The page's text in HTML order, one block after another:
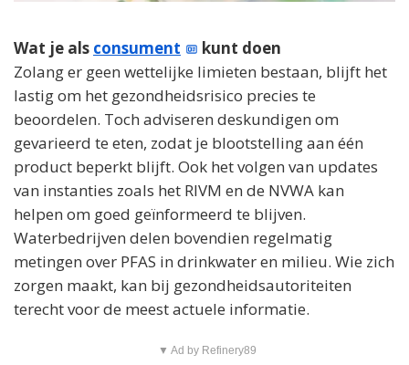
Wat je als consument
kunt doen
Zolang er geen wettelijke limieten bestaan, blijft het
lastig om het gezondheidsrisico precies te
beoordelen. Toch adviseren deskundigen om
gevarieerd te eten, zodat je blootstelling aan één
product beperkt blijft. Ook het volgen van updates
van instanties zoals het RIVM en de NVWA kan
helpen om goed geïnformeerd te blijven.
Waterbedrijven delen bovendien regelmatig
metingen over PFAS in drinkwater en milieu. Wie zich
zorgen maakt, kan bij gezondheidsautoriteiten
terecht voor de meest actuele informatie.
▼ Ad by Refinery89